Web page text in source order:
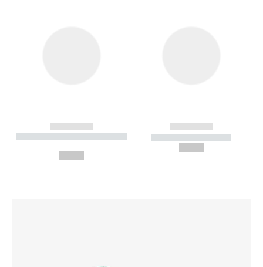
------------
----------- ----------- --------
------------
----------- -----------